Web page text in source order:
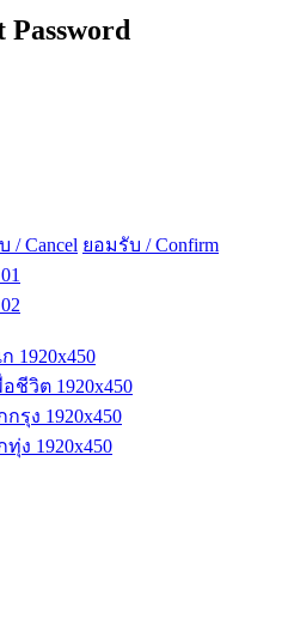
Password
/ Cancel ยอมรับ / Confirm